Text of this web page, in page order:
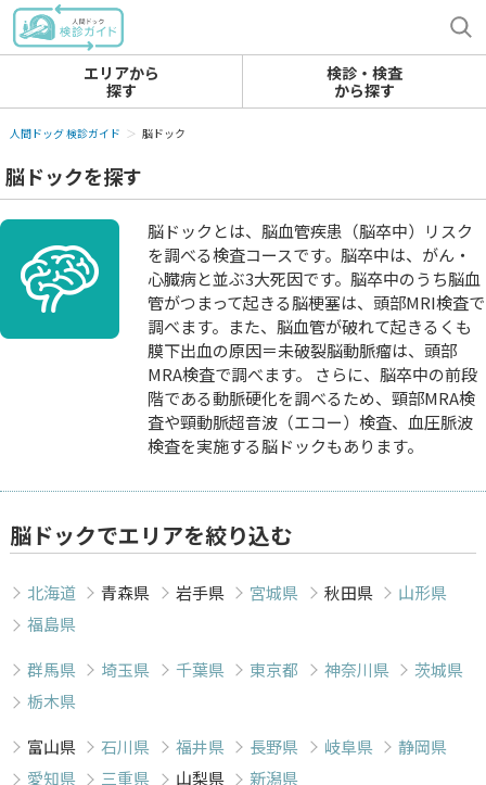
エリアから
探す
検診・検査
から探す
人間ドッグ 検診ガイド 脳ドック
脳ドックを探す
脳ドックとは、脳血管疾患（脳卒中）リスク
を調べる検査コースです。脳卒中は、がん・
心臓病と並ぶ3大死因です。脳卒中のうち脳血
管がつまって起きる脳梗塞は、頭部MRI検査で
調べます。また、脳血管が破れて起きるくも
膜下出血の原因＝未破裂脳動脈瘤は、頭部
MRA検査で調べます。 さらに、脳卒中の前段
階である動脈硬化を調べるため、頸部MRA検
査や頸動脈超音波（エコー）検査、血圧脈波
検査を実施する脳ドックもあります。
脳ドックでエリアを絞り込む
北海道 青森県 岩手県 宮城県 秋田県
山形県
福島県
群馬県
埼玉県 千葉県 東京都 神奈川県
茨城県
栃木県
富山県
石川県 福井県 長野県 岐阜県
静岡県
愛知県
三重県 山梨県
新潟県